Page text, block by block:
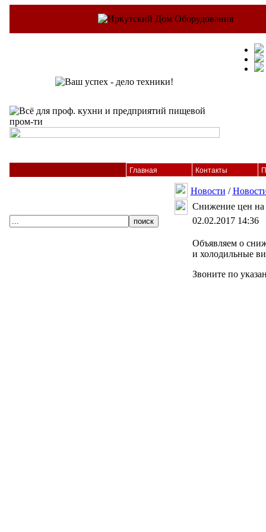
Главная Контакты
Новости /
Снижение цен
02.02.2017 14:36
Объявляем о
и холодильные
Звоните по